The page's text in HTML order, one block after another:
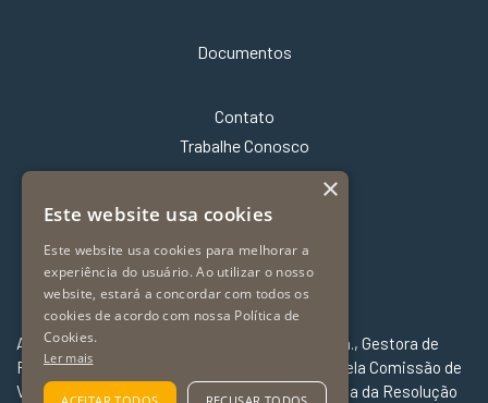
Documentos
Contato
Trabalhe Conosco
A Far – Fator Administradora de Recursos Ltda., Gestora de
Recursos de Valores Mobiliários é autorizada pela Comissão de
Valores Mobiliários – CVM e constituída na forma da Resolução
×
Este website usa cookies
Este website usa cookies para melhorar a
experiência do usuário. Ao utilizar o nosso
website, estará a concordar com todos os
cookies de acordo com nossa Política de
Cookies.
Ler mais